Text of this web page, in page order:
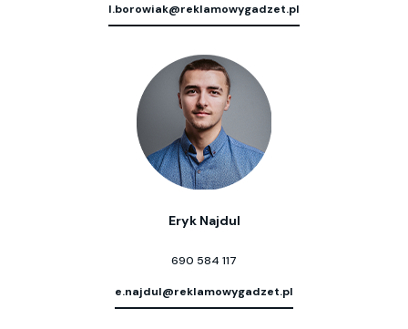
l.borowiak@reklamowygadzet.pl
Eryk Najdul
690 584 117
e.najdul@reklamowygadzet.pl